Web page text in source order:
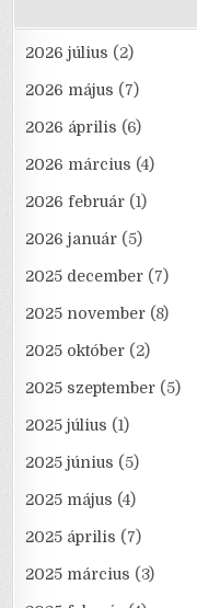
2026 július (2)
2026 május (7)
2026 április (6)
2026 március (4)
2026 február (1)
2026 január (5)
2025 december (7)
2025 november (8)
2025 október (2)
2025 szeptember (5)
2025 július (1)
2025 június (5)
2025 május (4)
2025 április (7)
2025 március (3)